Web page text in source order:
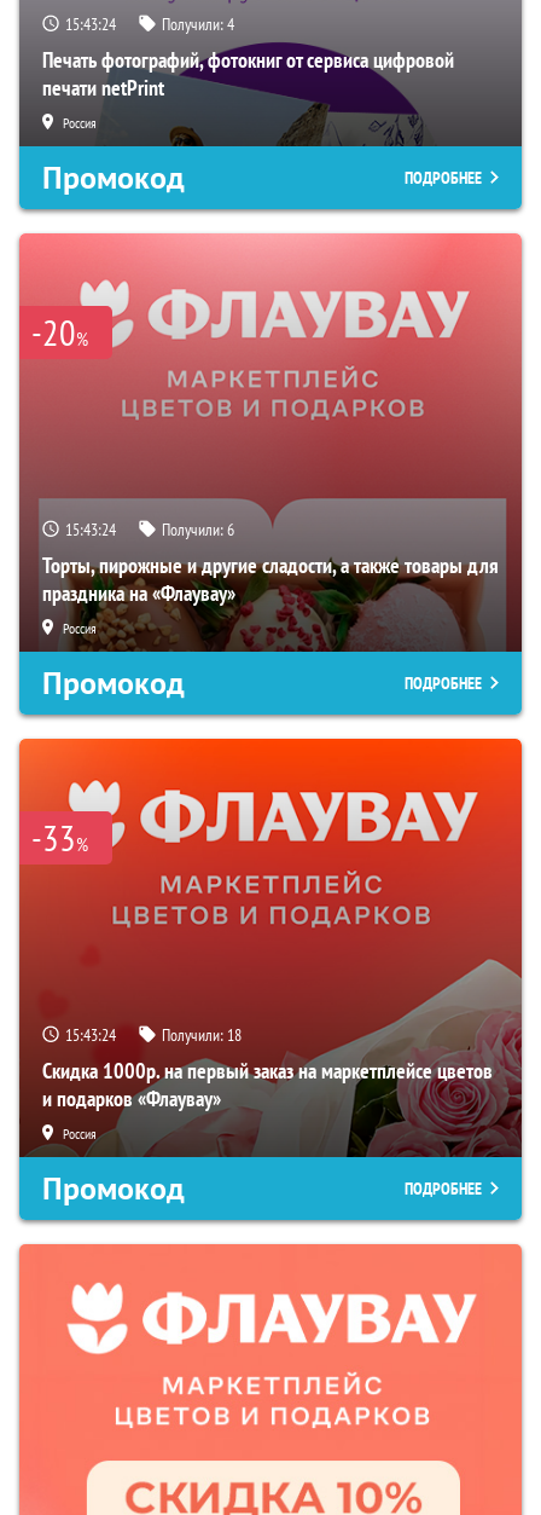
15:43:23 Получили:4
Печать фотографий, фотокниг от сервиса цифровой
печати netPrint
Россия
Промокод ПОДРОБНЕЕ
-20%
15:43:23 Получили:6
Торты, пирожные и другие сладости, а также товары для
праздника на «Флаувау»
Россия
Промокод ПОДРОБНЕЕ
-33%
15:43:23 Получили: 18
Скидка 1000р. на первый заказ на маркетплейсе цветов
и подарков «Флаувау»
Россия
Промокод ПОДРОБНЕЕ